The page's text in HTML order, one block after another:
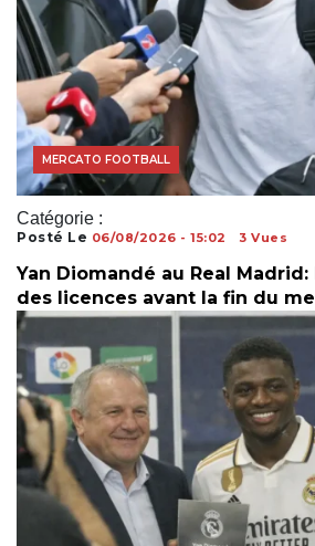
Catégorie :
MERCATO FOOTBALL
Posté Le 06/08/2026 - 15:02 3 Vues
Yan Diomandé au Real
des licences avant la fin du